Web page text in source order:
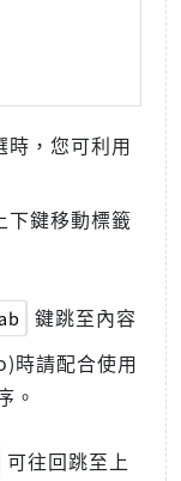
，您可利用
下鍵移動標籤
鍵跳至內容
時請配合使用
。
可往回跳至上